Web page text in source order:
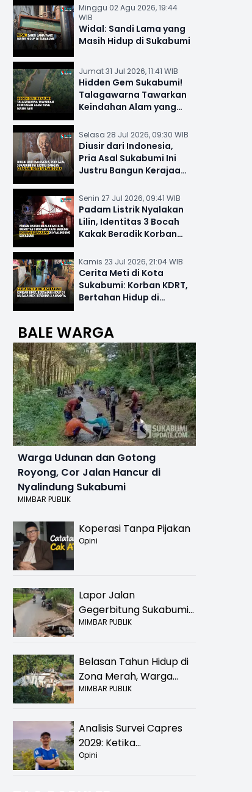
Minggu 02 Agu 2026, 19:44
WIB
Widal: Sandi Lama yang
Masih Hidup di Sukabumi
Jumat 31 Jul 2026, 11:41 WIB
Hidden Gem Sukabumi!
Talagawarna Tawarkan
Keindahan Alam yang
Selasa 28 Jul 2026, 09:30 WIB
Diusir dari Indonesia,
Pria Asal Sukabumi Ini
Justru Bangun Kerajaan
Senin 27 Jul 2026, 09:41 WIB
Padam Listrik Nyalakan
Lilin, Identitas 3 Bocah
Kakak Beradik Korban
Kamis 23 Jul 2026, 21:04 WIB
Cerita Meti di Kota
Sukabumi: Korban KDRT,
Bertahan Hidup di
BALE WARGA
Warga Udunan dan Gotong
Royong, Cor Jalan Hancur di
Nyalindung Sukabumi
MIMBAR PUBLIK
Koperasi Tanpa Pijakan
Opini
Lapor Jalan
Gegerbitung Sukabumi
Bolong! Bahaya Bagi
MIMBAR PUBLIK
Belasan Tahun Hidup di
Zona Merah, Warga
Kampung Nangewer
Relokasi
MIMBAR PUBLIK
Analisis Survei Capres
2029: Ketika
Kepercayaan Menurun,
Opini